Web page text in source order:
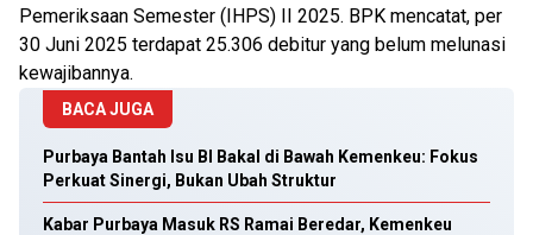
Pemeriksaan Semester (IHPS) II 2025. BPK mencatat, per
30 Juni 2025 terdapat 25.306 debitur yang belum melunasi
kewajibannya.
BACA JUGA
Purbaya Bantah Isu BI Bakal di Bawah Kemenkeu: Fokus
Perkuat Sinergi, Bukan Ubah Struktur
Kabar Purbaya Masuk RS Ramai Beredar, Kemenkeu